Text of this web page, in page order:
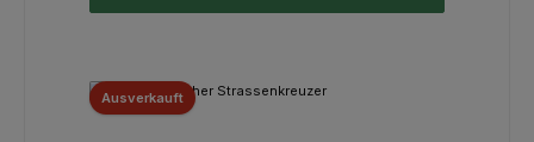
Ausverkauft